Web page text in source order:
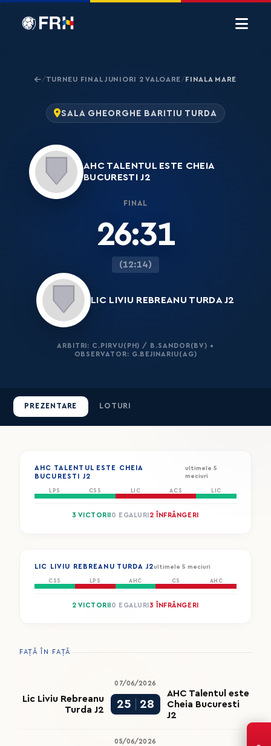
/TURNEU FINAL JUNIORI 2 VALOARE/FINALA MARE
SALA GHEORGHE BARITIU TURDA
AHC TALENTUL ESTE CHEIA
BUCURESTI J2
FINAL
26:31
(12:14)
LIC LIVIU REBREANU TURDA J2
ARBITRI: C.PIRVU(PH) / B.SANDOR(BV) •
OBSERVATOR: G.BEJINARIU(AG)
PREZENTARE LOTURI
AHC TALENTUL ESTE CHEIA
BUCURESTI J2
ultimele 5
meciuri
LPS CSS LIC ACS LIC
3 VICTORII 0 EGALURI 2 ÎNFRÂNGERI
LIC LIVIU REBREANU TURDA J2ultimele 5 meciuri
CSS LPS AHC CS AHC
2 VICTORII 0 EGALURI 3 ÎNFRÂNGERI
FAȚĂ ÎN FAȚĂ
07/06/2026
Lic Liviu Rebreanu
Turda J2
25 28
AHC Talentul este
Cheia Bucuresti
J2
05/06/2026